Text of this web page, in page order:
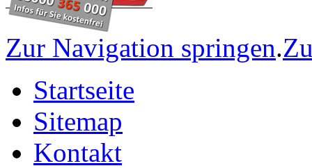
Zur Navigation springen.
Startseite
Sitemap
Kontakt